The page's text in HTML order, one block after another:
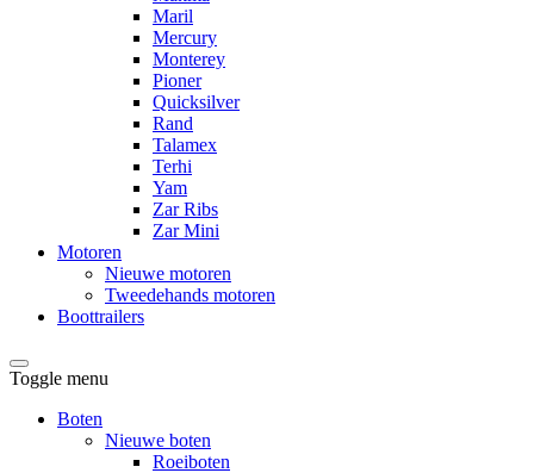
Maril
Mercury
Monterey
Pioner
Quicksilver
Rand
Talamex
Terhi
Yam
Zar Ribs
Zar Mini
Motoren
Nieuwe motoren
Tweedehands motoren
Boottrailers
Toggle menu
Boten
Nieuwe boten
Roeiboten